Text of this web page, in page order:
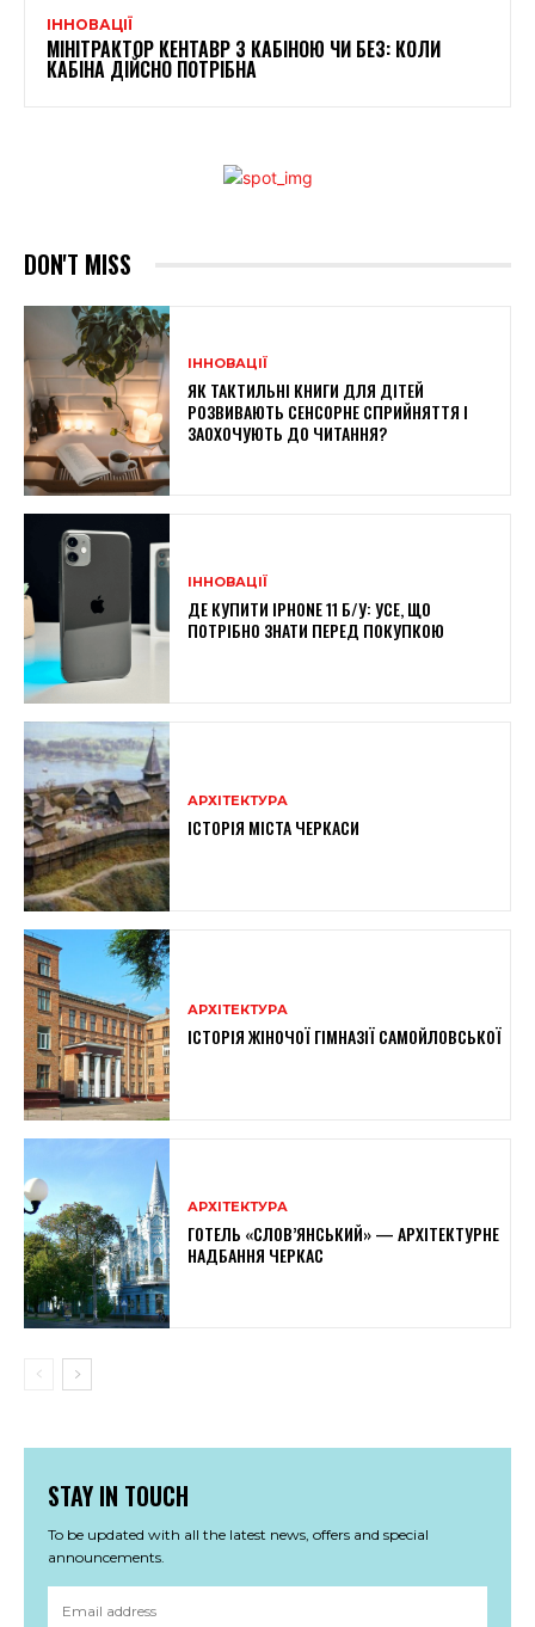
ІННОВАЦІЇ
МІНІТРАКТОР КЕНТАВР З КАБІНОЮ ЧИ БЕЗ: КОЛИ
КАБІНА ДІЙСНО ПОТРІБНА
DON'T MISS
ІННОВАЦІЇ
ЯК ТАКТИЛЬНІ КНИГИ ДЛЯ ДІТЕЙ
РОЗВИВАЮТЬ СЕНСОРНЕ СПРИЙНЯТТЯ І
ЗАОХОЧУЮТЬ ДО ЧИТАННЯ?
ІННОВАЦІЇ
ДЕ КУПИТИ IPHONE 11 Б/У: УСЕ, ЩО
ПОТРІБНО ЗНАТИ ПЕРЕД ПОКУПКОЮ
АРХІТЕКТУРА
ІСТОРІЯ МІСТА ЧЕРКАСИ
АРХІТЕКТУРА
ІСТОРІЯ ЖІНОЧОЇ ГІМНАЗІЇ САМОЙЛОВСЬКОЇ
АРХІТЕКТУРА
ГОТЕЛЬ «СЛОВ’ЯНСЬКИЙ» — АРХІТЕКТУРНЕ
НАДБАННЯ ЧЕРКАС
STAY IN TOUCH
To be updated with all the latest news, offers and special
announcements.